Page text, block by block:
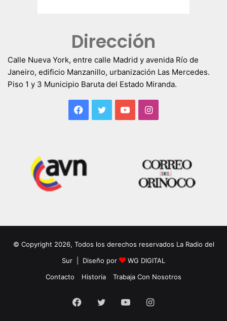
Dirección
Calle Nueva York, entre calle Madrid y avenida Río de
Janeiro, edificio Manzanillo, urbanización Las Mercedes.
Piso 1 y 3 Municipio Baruta del Estado Miranda.
Facebook
TwitterYouTubeInstagram
© Copyright 2026, Todos los derechos reservados La Radio del
Sur | Diseño por
WG DIGITAL
Contacto
Historia Trabaja Con Nosotros
Facebook
TwitterYouTubeInstagram